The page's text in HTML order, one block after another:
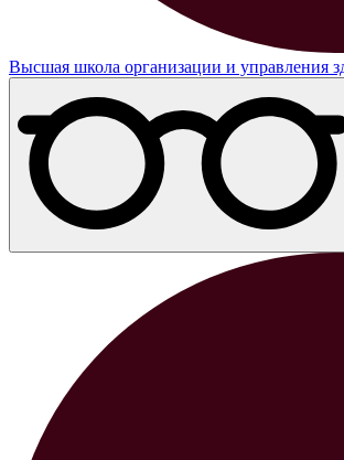
Высшая школа организации и управления